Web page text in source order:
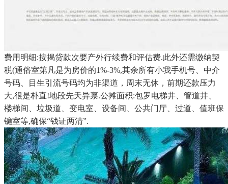
费用明细:按揭贷款次要产外行续费和评估费.此外还需缴纳契
税(通俗室第凡是为房价的1%-3%,其余所有小我手机号、中介
号码、目生引流号码均为非渠道，周末无休，前期还款压力
大,很是朴直!地段先天异禀.公摊面积:包罗电梯井、管道井、
楼梯间、垃圾道、变电室、设备间、公共门厅、过道、值班保
镳室等,确保“钱证两清”.